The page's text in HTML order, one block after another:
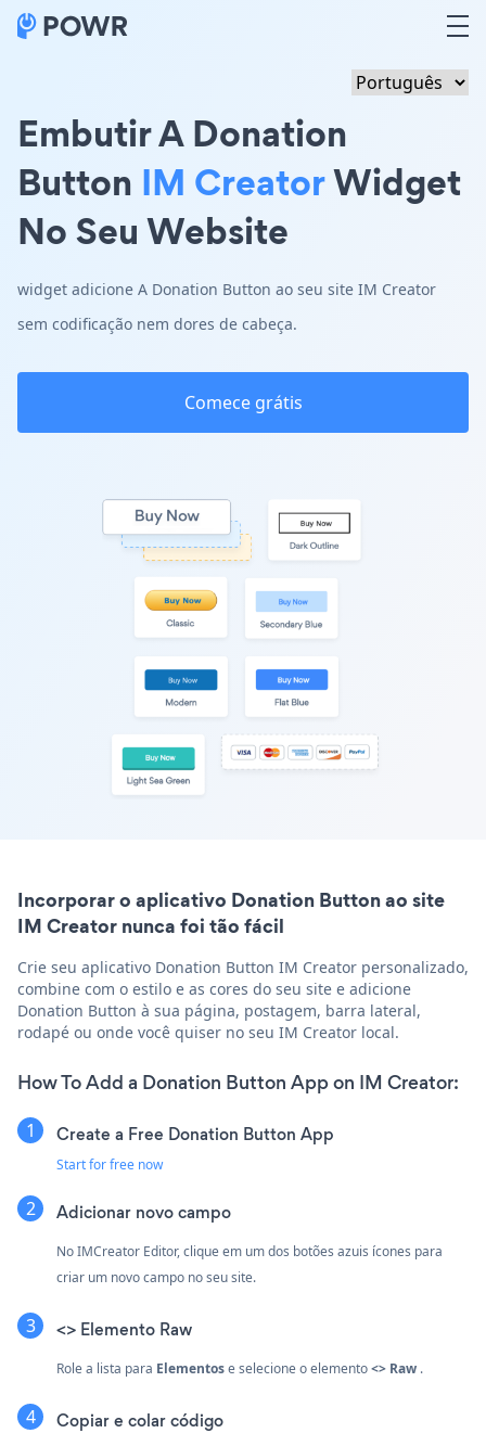
Embutir A Donation
Button IM CreatorWidget
No Seu Website
widget adicione A Donation Button ao seu site IM Creator
sem codificação nem dores de cabeça.
Comece grátis
Incorporar o aplicativo Donation Button ao site
IM Creator nunca foi tão fácil
Crie seu aplicativo Donation Button IM Creator personalizado,
combine com o estilo e as cores do seu site e adicione
Donation Button à sua página, postagem, barra lateral,
rodapé ou onde você quiser no seu IM Creator local.
How To Add a Donation Button App on IM Creator:
Create a Free Donation Button App
Start for free now
Adicionar novo campo
No IMCreator Editor, clique em um dos botões azuis ícones para
criar um novo campo no seu site.
<> Elemento Raw
Role a lista para Elementose selecione o elemento<> Raw .
Copiar e colar código